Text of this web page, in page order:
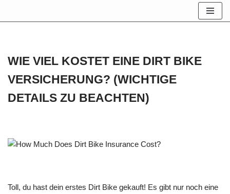
WIE VIEL KOSTET EINE DIRT BIKE
VERSICHERUNG? (WICHTIGE
DETAILS ZU BEACHTEN)
Toll, du hast dein erstes Dirt Bike gekauft! Es gibt nur noch eine